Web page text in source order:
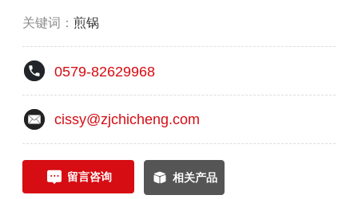
关键词：煎锅
0579-82629968
cissy@zjchicheng.com
留言咨询 相关产品